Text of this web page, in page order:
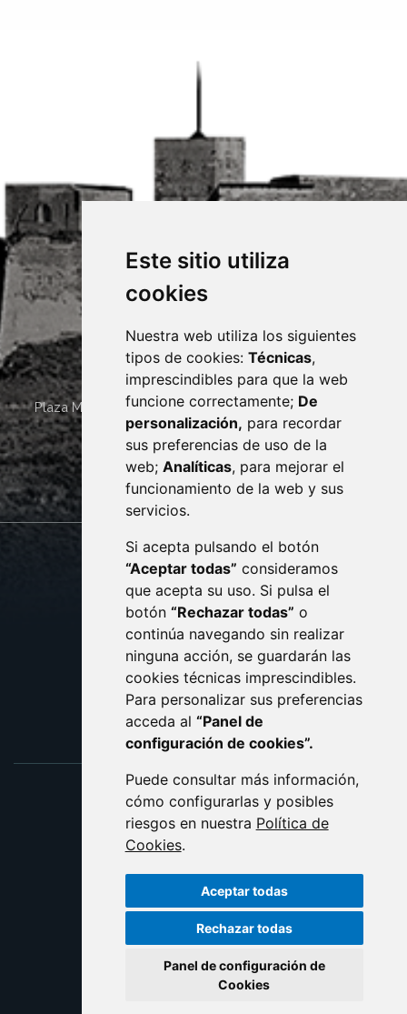
Este sitio utiliza
cookies
Nuestra web utiliza los siguientes
tipos de cookies: Técnicas,
imprescindibles para que la web
funcione correctamente; De
personalización, para recordar
sus preferencias de uso de la
web; Analíticas, para mejorar el
funcionamiento de la web y sus
servicios.
Si acepta pulsando el botón
“Aceptar todas” consideramos
que acepta su uso. Si pulsa el
botón “Rechazar todas” o
continúa navegando sin realizar
ninguna acción, se guardarán las
cookies técnicas imprescindibles.
Para personalizar sus preferencias
acceda al “Panel de
configuración de cookies”.
Puede consultar más información,
cómo configurarlas y posibles
riesgos en nuestra Política de
Cookies.
Aceptar todas
Rechazar todas
Panel de configuración de
Cookies
Plaza Mayor 4 22400 MONZÓN - ARAGÓN (ESPAÑA)
· (34) 974 400 700 ·
sac@monzon.es
monzon.es
CONTACTO
AVISO LEGAL
PROTECCIÓN DE DATOS
POLÍTICA DE COOKIES
ACCESIBILIDAD
ENLACE EXTERNO AL